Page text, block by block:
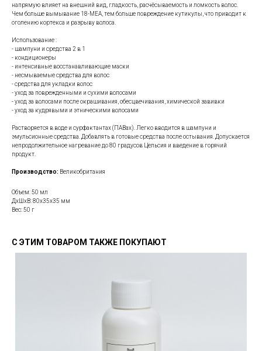
напрямую влияет на внешний вид, гладкость, расчёсываемость и ломкость волос.
Чем больше вымывание 18-MEA, тем больше повреждение кутикулы, что приводит к
оголению кортекса и разрыву волоса.
Использование :
- шампуни и средства 2 в 1
- кондиционеры
- интенсивные восстанавливающие маски
- несмываемые средства для волос
- средства для укладки волос
- уход за поврежденными и сухими волосами
- уход за волосами после окрашивания, обесцвечивания, химической завивки
- уход за кудрявыми и этническими волосами
Растворяется в воде и сурфактантах (ПАВах). Легко вводится в шампуни и
эмульсионные средства. Добавлять в готовые средства после остывания. Допускается
непродолжительное нагревание до 80 градусов Цельсия и введение в горячий
продукт.
Производство: Великобритания
Объем: 50 мл
ДxШxВ: 80x35x35 мм
Вес: 50 г
С ЭТИМ ТОВАРОМ ТАКЖЕ ПОКУПАЮТ